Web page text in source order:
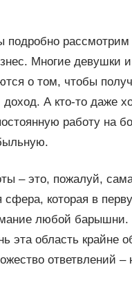
подробно
Многие девушки
о том, чтобы
А кто-то даже
работу на
– это, пожалуй,
сфера, которая в
любой барышни.
эта область крайне
ответвлений